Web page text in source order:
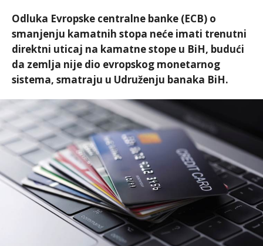
Odluka Evropske centralne banke (ECB) o
smanjenju kamatnih stopa neće imati trenutni
direktni uticaj na kamatne stope u BiH, budući
da zemlja nije dio evropskog monetarnog
sistema, smatraju u Udruženju banaka BiH.